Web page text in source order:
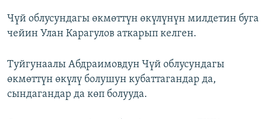
Чүй облусундагы өкмөттүн өкүлүнүн милдетин буга
чейин Улан Карагулов аткарып келген.
Туйгунаалы Абдраимовдун Чүй облусундагы
өкмөттүн өкүлү болушун кубаттагандар да,
сындагандар да көп болууда.